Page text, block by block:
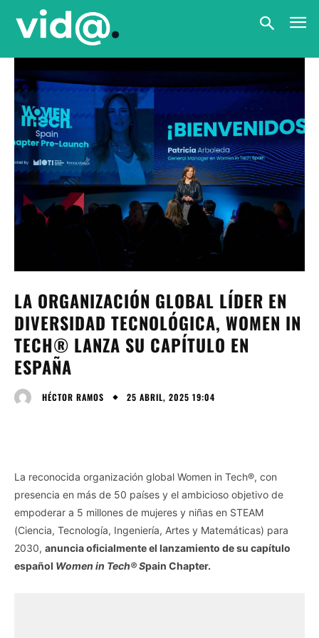
LA ORGANIZACIÓN GLOBAL LÍDER EN
DIVERSIDAD TECNOLÓGICA, WOMEN IN
TECH® LANZA SU CAPÍTULO EN
ESPAÑA
HÉCTOR RAMOS 25 ABRIL, 2025 19:04
La reconocida organización global Women in Tech®, con
presencia en más de 50 países y el ambicioso objetivo de
empoderar a 5 millones de mujeres y niñas en STEAM
(Ciencia, Tecnología, Ingeniería, Artes y Matemáticas) para
2030, anuncia oficialmente el lanzamiento de su capítulo
español Women in Tech® Spain Chapter.